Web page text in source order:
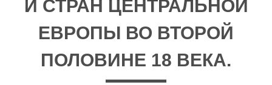
И СТРАН ЦЕНТРАЛЬНОЙ
ЕВРОПЫ ВО ВТОРОЙ
ПОЛОВИНЕ 18 ВЕКА.